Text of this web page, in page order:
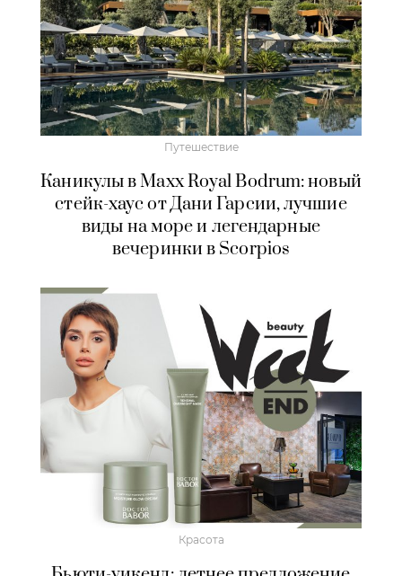
Путешествие
Каникулы в Maxx Royal Bodrum: новый
стейк-хаус от Дани Гарсии, лучшие
виды на море и легендарные
вечеринки в Scorpios
Красота